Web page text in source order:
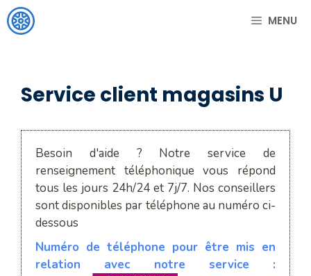
Aller
au
MENU
Service client magasins U
Besoin d'aide ? Notre service de
renseignement téléphonique vous répond
tous les jours 24h/24 et 7j/7. Nos conseillers
sont disponibles par téléphone au numéro ci-
dessous
Numéro de téléphone pour être mis en
relation avec notre service :